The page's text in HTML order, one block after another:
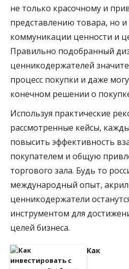
не только красочному и
представлению товара, но
коммуникации ценности и
Правильно подобранный
ценникодержателей
процесс покупки и даже
конечном решении о
Используя практические
рассмотренные кейсы,
повысить эффективность
покупателем и общую
торгового зала. Будь то
международный опыт,
ценникодержатели
инструментом для
целей бизнеса.
Как